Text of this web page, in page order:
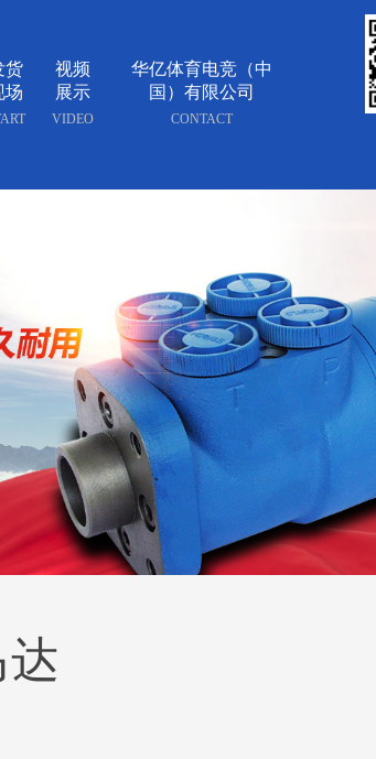
货
场
视频
展示
VIDEO
华亿体育电竞（中
国）有限公司
CONTACT